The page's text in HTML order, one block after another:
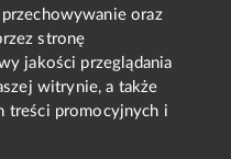
oraz
stronę
jakości przeglądania
witrynie, a także
treści promocyjnych i